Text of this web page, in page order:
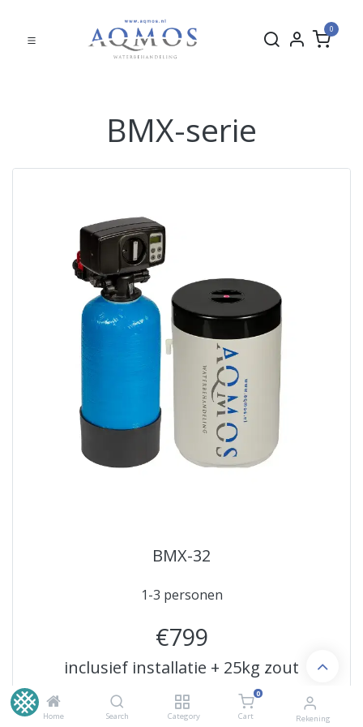
Home Search Category
0
Cart Rekening
0
BMX-serie
BMX-32
1-3 personen
€799
inclusief installatie + 25kg zout
8 liter harsinhoud